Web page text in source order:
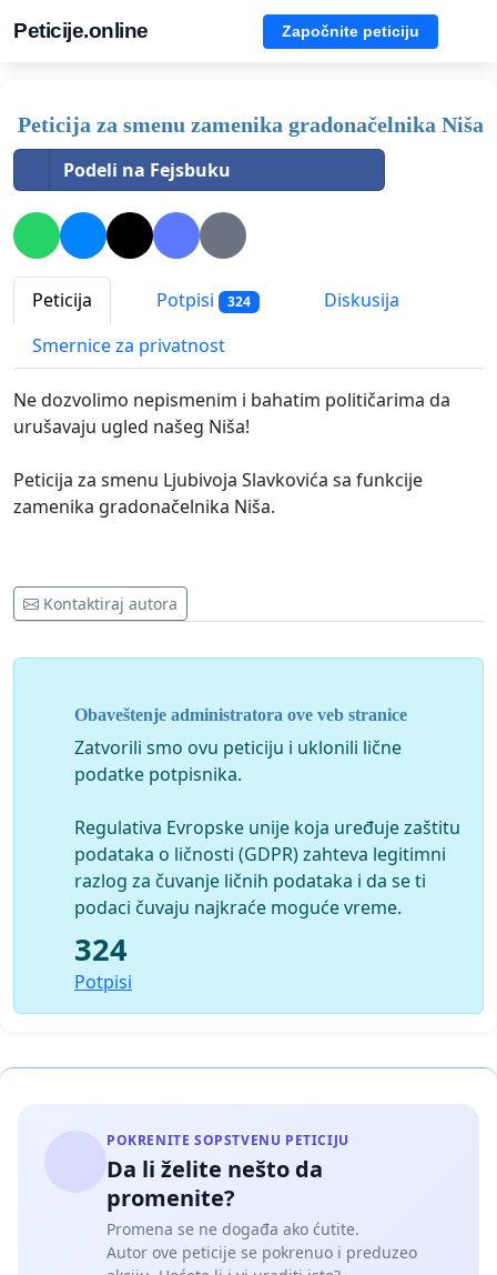
Peticije.online Započnite peticiju
Peticija za smenu zamenika gradonačelnika Niša
Podeli na Fejsbuku
Peticija Potpisi 324
Diskusija
Smernice za privatnost
Ne dozvolimo nepismenim i bahatim političarima da
urušavaju ugled našeg Niša!
Peticija za smenu Ljubivoja Slavkovića sa funkcije
zamenika gradonačelnika Niša.
Kontaktiraj autora
Obaveštenje administratora ove veb stranice
Zatvorili smo ovu peticiju i uklonili lične
podatke potpisnika.
Regulativa Evropske unije koja uređuje zaštitu
podataka o ličnosti (GDPR) zahteva legitimni
razlog za čuvanje ličnih podataka i da se ti
podaci čuvaju najkraće moguće vreme.
324
Potpisi
POKRENITE SOPSTVENU PETICIJU
Da li želite nešto da
promenite?
Promena se ne događa ako ćutite.
Autor ove peticije se pokrenuo i preduzeo